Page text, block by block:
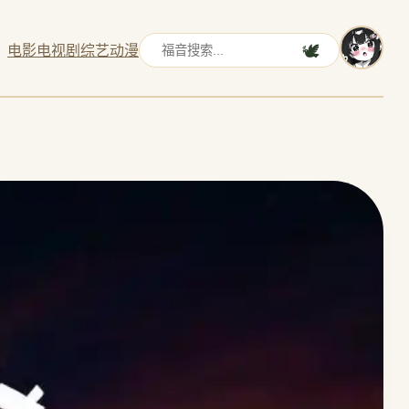
电影电视剧综艺动漫